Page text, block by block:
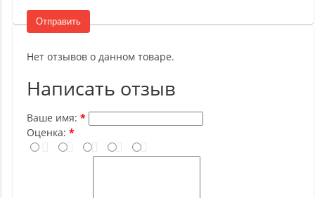
Отправить
Нет отзывов о данном товаре.
Написать отзыв
Ваше имя:
Оценка: